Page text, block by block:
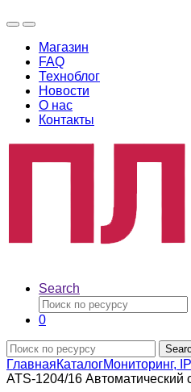
Магазин
FAQ
Техноблог
Новости
О нас
Контакты
Search
0
ГлавнаяКаталогМониторинг,
ATS-1204/16 Автоматический